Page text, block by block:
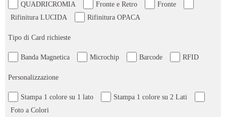
QUADRICROMIA Fronte e Retro
Fronte
Rifinitura LUCIDA
Rifinitura OPACA
Tipo di Card richieste
Banda Magnetica Microchip Barcode RFID
Personalizzazione
Stampa 1 colore su 1 lato
Stampa 1 colore su 2 Lati
Foto a Colori